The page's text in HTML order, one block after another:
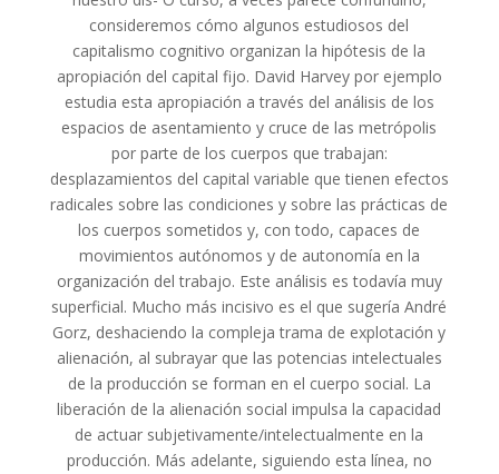
consideremos cómo algunos estudiosos del
capitalismo cognitivo organizan la hipótesis de la
apropiación del capital fijo. David Harvey por ejemplo
estudia esta apropiación a través del análisis de los
espacios de asentamiento y cruce de las metrópolis
por parte de los cuerpos que trabajan:
desplazamientos del capital variable que tienen efectos
radicales sobre las condiciones y sobre las prácticas de
los cuerpos sometidos y, con todo, capaces de
movimientos autónomos y de autonomía en la
organización del trabajo. Este análisis es todavía muy
superficial. Mucho más incisivo es el que sugería André
Gorz, deshaciendo la compleja trama de explotación y
alienación, al subrayar que las potencias intelectuales
de la producción se forman en el cuerpo social. La
liberación de la alienación social impulsa la capacidad
de actuar subjetivamente/intelectualmente en la
producción. Más adelante, siguiendo esta línea, no